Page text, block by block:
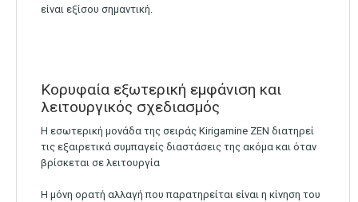
είναι εξίσου σημαντική.
Κορυφαία εξωτερική εμφάνιση και
λειτουργικός σχεδιασμός
Η εσωτερική μονάδα της σειράς Kirigamine ZEN διατηρεί
τις εξαιρετικά συμπαγείς διαστάσεις της ακόμα και όταν
βρίσκεται σε λειτουργία
Η μόνη ορατή αλλαγή που παρατηρείται είναι η κίνηση του